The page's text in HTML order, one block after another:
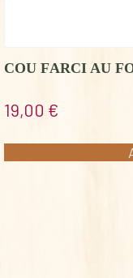
COU FARCI AU
19,00 €